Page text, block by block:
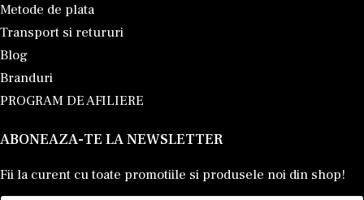
Metode de plata
Transport si retururi
Blog
Branduri
PROGRAM DE AFILIERE
ABONEAZA-TE LA NEWSLETTER
Fii la curent cu toate promotiile si produsele noi din shop!